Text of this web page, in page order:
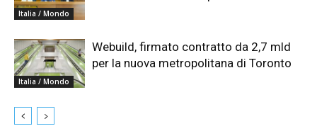
Italia / Mondo
Italia / Mondo
Webuild, firmato contratto da 2,7 mld
per la nuova metropolitana di Toronto